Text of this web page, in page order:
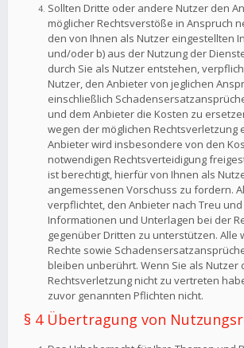
Sollten Dritte oder andere Nutzer den
möglicher Rechtsverstöße in Anspruch
den von Ihnen als Nutzer eingestellten
und/oder b) aus der Nutzung der
durch Sie als Nutzer entstehen,
Nutzer, den Anbieter von jeglichen
einschließlich
und dem Anbieter die Kosten zu
wegen der möglichen Rechtsverletzung
Anbieter wird insbesondere von den
notwendigen Rechtsverteidigung
ist berechtigt, hierfür von Ihnen als
angemessenen Vorschuss zu fordern.
verpflichtet, den Anbieter nach Treu
Informationen und Unterlagen bei der
gegenüber Dritten zu unterstützen. Alle
Rechte sowie
bleiben unberührt. Wenn Sie als Nutzer
Rechtsverletzung nicht zu vertreten
zuvor genannten Pflichten nicht.
§ 4 Übertragung von